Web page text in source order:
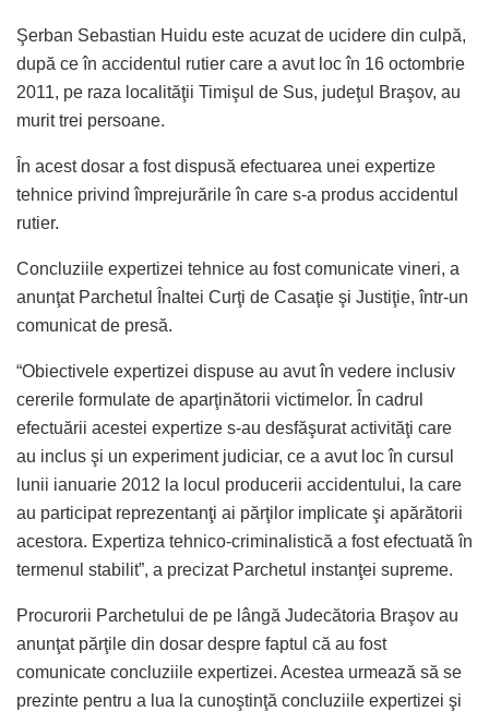
Şerban Sebastian Huidu este acuzat de ucidere din culpă,
după ce în accidentul rutier care a avut loc în 16 octombrie
2011, pe raza localităţii Timişul de Sus, judeţul Braşov, au
murit trei persoane.
În acest dosar a fost dispusă efectuarea unei expertize
tehnice privind împrejurările în care s-a produs accidentul
rutier.
Concluziile expertizei tehnice au fost comunicate vineri, a
anunţat Parchetul Înaltei Curţi de Casaţie şi Justiţie, într-un
comunicat de presă.
“Obiectivele expertizei dispuse au avut în vedere inclusiv
cererile formulate de aparţinătorii victimelor. În cadrul
efectuării acestei expertize s-au desfăşurat activităţi care
au inclus şi un experiment judiciar, ce a avut loc în cursul
lunii ianuarie 2012 la locul producerii accidentului, la care
au participat reprezentanţi ai părţilor implicate şi apărătorii
acestora. Expertiza tehnico-criminalistică a fost efectuată în
termenul stabilit”, a precizat Parchetul instanţei supreme.
Procurorii Parchetului de pe lângă Judecătoria Braşov au
anunţat părţile din dosar despre faptul că au fost
comunicate concluziile expertizei. Acestea urmează să se
prezinte pentru a lua la cunoştinţă concluziile expertizei şi